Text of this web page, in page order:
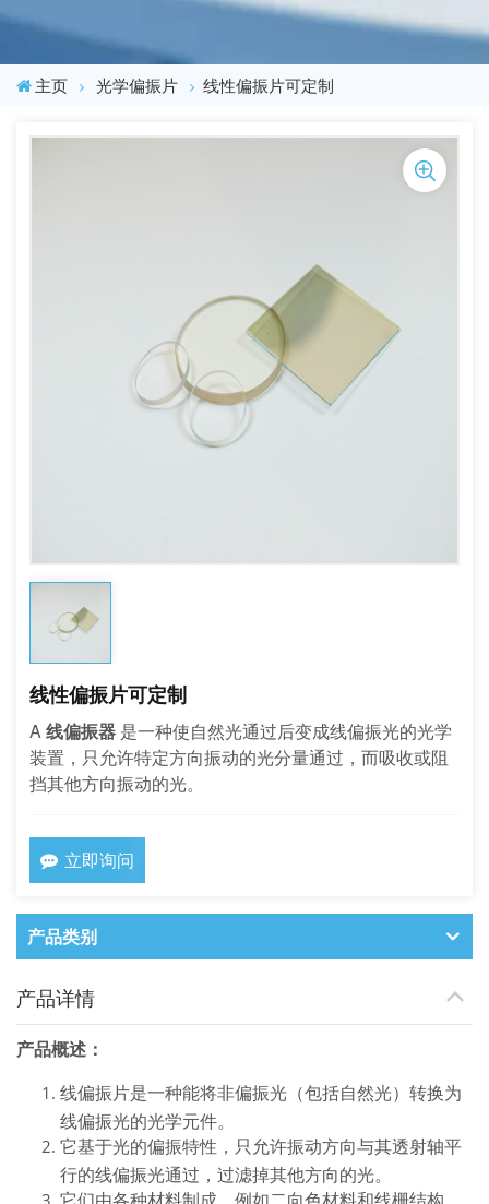
主页 光学偏振片 线性偏振片可定制
线性偏振片可定制
A线偏振器 是一种使自然光通过后变成线偏振光的光学
装置，只允许特定方向振动的光分量通过，而吸收或阻
挡其他方向振动的光。
立即询问
产品类别
产品详情
产品概述：
线偏振片是一种能将非偏振光（包括自然光）转换为
线偏振光的光学元件。
它基于光的偏振特性，只允许振动方向与其透射轴平
行的线偏振光通过，过滤掉其他方向的光。